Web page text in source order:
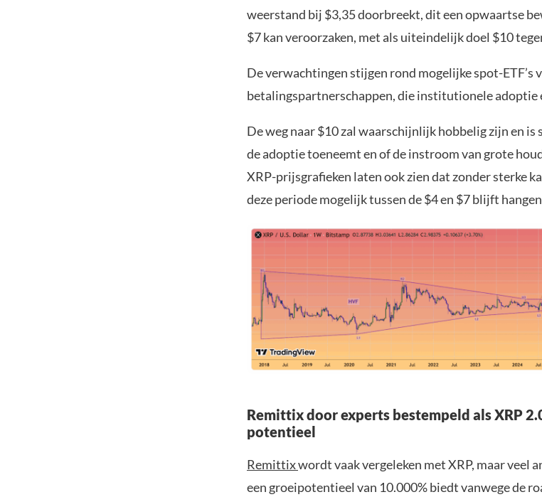
weerstand bij $3,35 doorbreekt, dit een opwaartse
$7 kan veroorzaken, met als uiteindelijk doel $10
De verwachtingen stijgen rond mogelijke spot-ETF’s
betalingspartnerschappen, die institutionele adoptie
De weg naar $10 zal waarschijnlijk hobbelig zijn en is
de adoptie toeneemt en of de instroom van grote
XRP-prijsgrafieken laten ook zien dat zonder sterke
deze periode mogelijk tussen de $4 en $7 blijft
Remittix door experts bestempeld als XRP
potentieel
Remittixwordt vaak vergeleken met XRP, maar veel
een groeipotentieel van 10.000% biedt vanwege de